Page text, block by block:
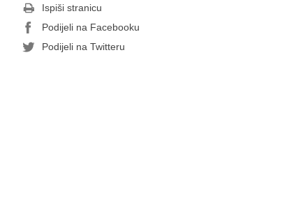
Ispiši stranicu
Podijeli na Facebooku
Podijeli na Twitteru